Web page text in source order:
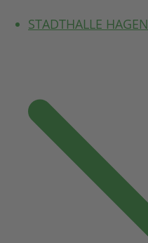
STADTHALLE HAGEN